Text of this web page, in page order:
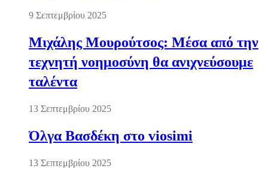
9 Σεπτεμβρίου 2025
Μιχάλης Μουρούτσος: Μέσα από την
τεχνητή νοημοσύνη θα ανιχνεύσουμε
ταλέντα
13 Σεπτεμβρίου 2025
Όλγα Βασδέκη στο viosimi
13 Σεπτεμβρίου 2025